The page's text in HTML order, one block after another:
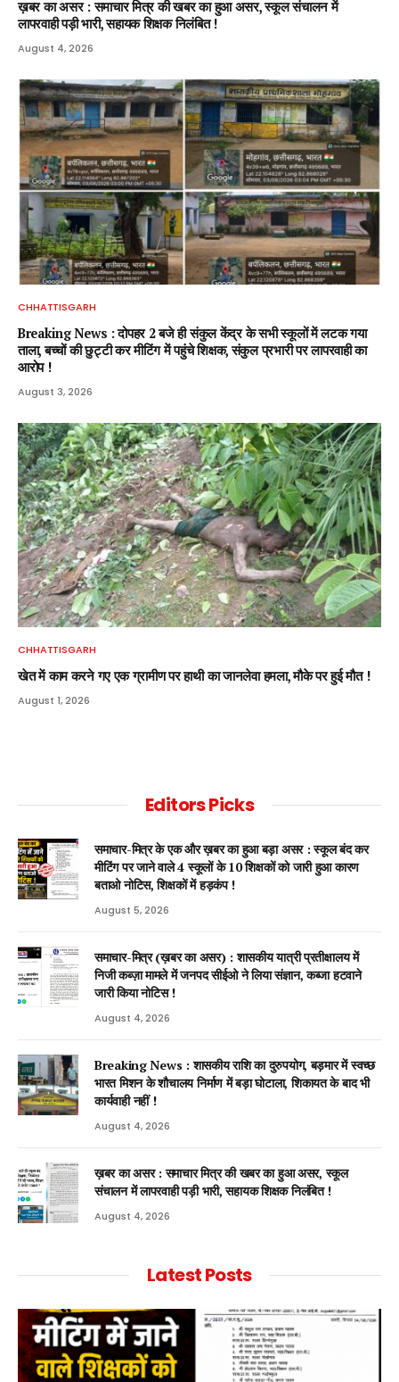
ख़बर का असर : समाचार मित्र की खबर का हुआ असर, स्कूल संचालन में
लापरवाही पड़ी भारी, सहायक शिक्षक निलंबित !
August 4, 2026
CHHATTISGARH
Breaking News : दोपहर 2 बजे ही संकुल केंद्र के सभी स्कूलों में लटक गया
ताला, बच्चों की छुट्टी कर मीटिंग में पहुंचे शिक्षक, संकुल प्रभारी पर लापरवाही का
आरोप !
August 3, 2026
CHHATTISGARH
खेत में काम करने गए एक ग्रामीण पर हाथी का जानलेवा हमला, मौके पर हुई मौत !
August 1, 2026
Editors Picks
समाचार-मित्र के एक और ख़बर का हुआ बड़ा असर : स्कूल बंद कर
मीटिंग पर जाने वाले 4 स्कूलों के 10 शिक्षकों को जारी हुआ कारण
बताओ नोटिस, शिक्षकों में हड़कंप !
August 5, 2026
समाचार-मित्र (ख़बर का असर) : शासकीय यात्री प्रतीक्षालय में
निजी कब्ज़ा मामले में जनपद सीईओ ने लिया संज्ञान, कब्जा हटवाने
जारी किया नोटिस !
August 4, 2026
Breaking News : शासकीय राशि का दुरुपयोग, बड़मार में स्वच्छ
भारत मिशन के शौचालय निर्माण में बड़ा घोटाला, शिकायत के बाद भी
कार्यवाही नहीं !
August 4, 2026
ख़बर का असर : समाचार मित्र की खबर का हुआ असर, स्कूल
संचालन में लापरवाही पड़ी भारी, सहायक शिक्षक निलंबित !
August 4, 2026
Latest Posts